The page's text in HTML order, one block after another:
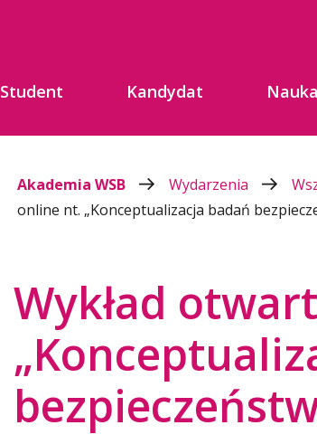
Student Kandydat
Akademia WSB Wydarzenia
online nt. „Konceptualizacja badań
Wykład